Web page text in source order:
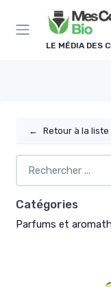
LE MÉDIA DES
← Retour à la
Catégories
Parfums et
Panneau de gestion